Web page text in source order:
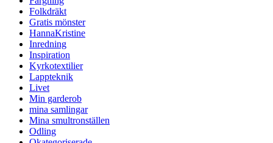
Folkdräkt
Gratis mönster
HannaKristine
Inredning
Inspiration
Kyrkotextilier
Lappteknik
Livet
Min garderob
mina samlingar
Mina smultronställen
Odling